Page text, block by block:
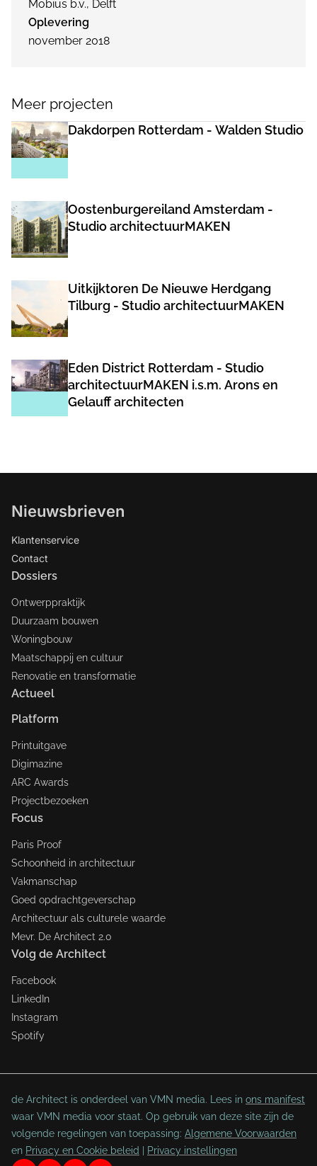
Mobius b.v., Delft
Oplevering
november 2018
Meer projecten
Dakdorpen Rotterdam - Walden Studio
Oostenburgereiland Amsterdam -
Studio architectuurMAKEN
Uitkijktoren De Nieuwe Herdgang
Tilburg - Studio architectuurMAKEN
Eden District Rotterdam - Studio
architectuurMAKEN i.s.m. Arons en
Gelauff architecten
Nieuwsbrieven
Klantenservice
Contact
Dossiers
Ontwerppraktijk
Duurzaam bouwen
Woningbouw
Maatschappij en cultuur
Renovatie en transformatie
Actueel
Platform
Printuitgave
Digimazine
ARC Awards
Projectbezoeken
Focus
Paris Proof
Schoonheid in architectuur
Vakmanschap
Goed opdrachtgeverschap
Architectuur als culturele waarde
Mevr. De Architect 2.0
Volg de Architect
Facebook
LinkedIn
Instagram
Spotify
de Architect is onderdeel van VMN media. Lees in ons manifest
waar VMN media voor staat. Op gebruik van deze site zijn de
volgende regelingen van toepassing: Algemene Voorwaarden
en Privacy en Cookie beleid Privacy instellingen